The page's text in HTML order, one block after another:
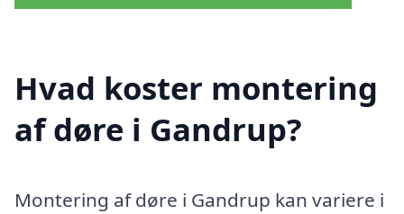
Hvad koster montering
af døre i Gandrup?
Montering af døre i Gandrup kan variere i